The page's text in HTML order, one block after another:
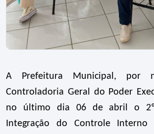
A Prefeitura Municipal, por
Controladoria Geral do Poder
no último dia 06 de abril o
Integração do Controle Interno